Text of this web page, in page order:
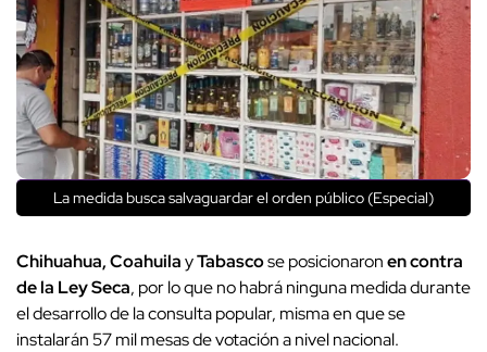
La medida busca salvaguardar el orden público (Especial)
Chihuahua, CoahuilayTabascose posicionaronen contra
de la Ley Seca, por lo que no habrá ninguna medida durante
el desarrollo de la consulta popular, misma en que se
instalarán 57 mil mesas de votación a nivel nacional.